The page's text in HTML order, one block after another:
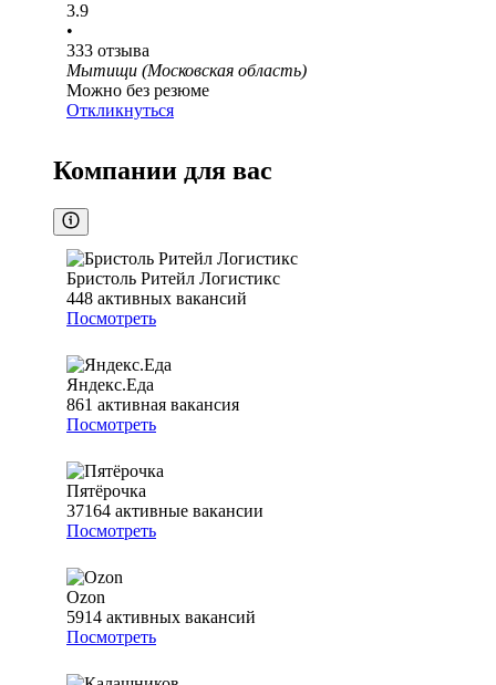
3.9
•
333 отзыва
Мытищи (Московская область)
Можно без резюме
Откликнуться
Компании для вас
Бристоль Ритейл Логистикс
448 активных вакансий
Посмотреть
Яндекс.Еда
861 активная вакансия
Посмотреть
Пятёрочка
37164 активные вакансии
Посмотреть
Ozon
5914 активных вакансий
Посмотреть